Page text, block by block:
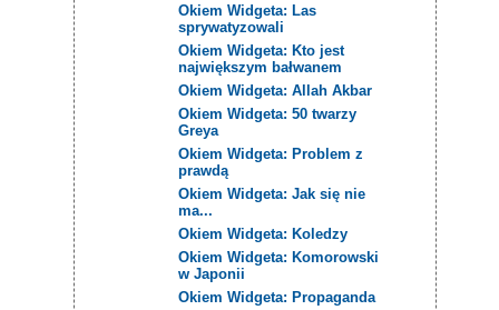
Okiem Widgeta: Las
sprywatyzowali
Okiem Widgeta: Kto jest
największym bałwanem
Okiem Widgeta: Allah Akbar
Okiem Widgeta: 50 twarzy
Greya
Okiem Widgeta: Problem z
prawdą
Okiem Widgeta: Jak się nie
ma...
Okiem Widgeta: Koledzy
Okiem Widgeta: Komorowski
w Japonii
Okiem Widgeta: Propaganda